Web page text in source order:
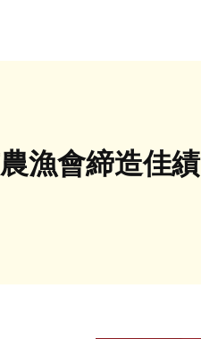
漁會締造佳績